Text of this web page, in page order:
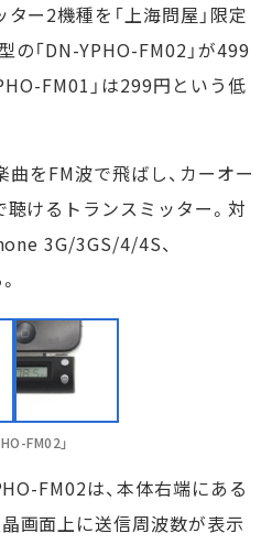
ー2機種を「上海問屋」限定
の「DN-YPHO-FM02」が499
FM01」は299円という低
をFM波で飛ばし、カーオー
けるトランスミッター。対
3G/3GS/4/4S、
FM02」
FM02は、本体右端にある
画面上に送信周波数が表示